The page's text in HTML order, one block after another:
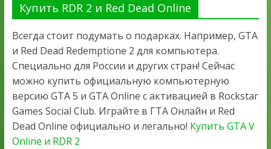
Купить RDR 2 и Red Dead Online
Всегда стоит подумать о подарках. Например, GTA
и Red Dead Redemptione 2 для компьютера.
Специально для России и других стран! Сейчас
можно купить официальную компьютерную
версию GTA 5 и GTA Online с активацией в Rockstar
Games Social Club. Играйте в ГТА Онлайн и Red
Dead Online официально и легально! Купить GTA V
Online и RDR 2